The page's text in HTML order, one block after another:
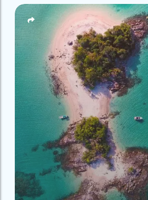
Paradisíacas
Gruta
do
Acaiá
Lagoa
Azul de
Escuna
Romântico
no Saco do
Céu
Despedida
de Solteira
Caipirinha
Tour na
Ilha
Grande
Passeio
Bate e
Volta
Rio x
Ilha
Grande
Gruta
do
Acaiá
Lagoa
Azul de
Escuna
no Saco do
Céu
Despedida
de Solteira
Caipirinha
Tour na
Ilha
Grande
Passeio
Bate e
Volta
Rio x
Ilha
Grande